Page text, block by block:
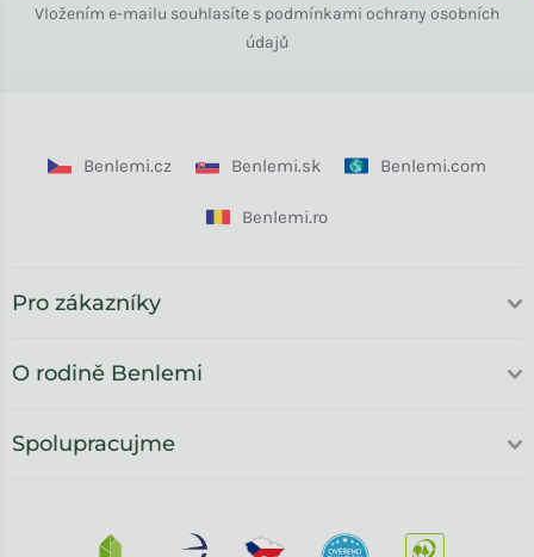
Vložením e-mailu souhlasíte s podmínkami ochrany osobních
údajů
Benlemi.cz Benlemi.sk Benlemi.com
Benlemi.ro
Pro zákazníky
O rodině Benlemi
Spolupracujme